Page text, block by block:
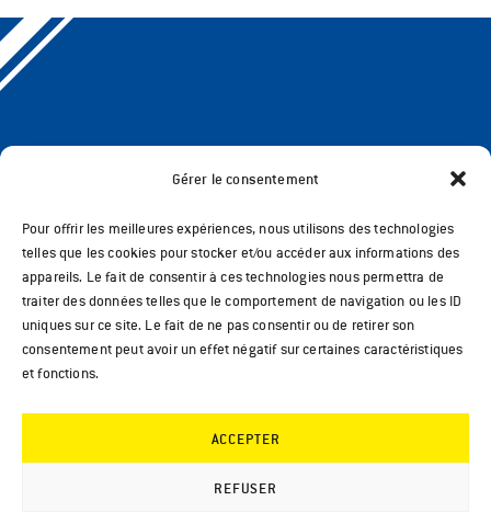
Gérer le consentement
Pour offrir les meilleures expériences, nous utilisons des technologies
telles que les cookies pour stocker et/ou accéder aux informations des
appareils. Le fait de consentir à ces technologies nous permettra de
traiter des données telles que le comportement de navigation ou les ID
uniques sur ce site. Le fait de ne pas consentir ou de retirer son
consentement peut avoir un effet négatif sur certaines caractéristiques
et fonctions.
ACCEPTER
REFUSER